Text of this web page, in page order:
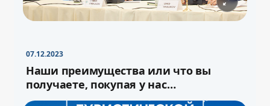
07.12.2023
Наши преимущества или что вы
получаете, покупая у нас
туристическую страховку